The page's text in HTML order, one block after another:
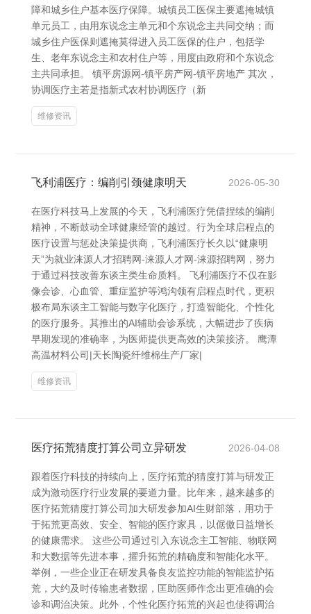
障和城乡住户基本医疗保障。城镇员工医保主要遮掩城镇
单元员工，由用东说念主单元和个东说念主共同交纳；而
城乡住户医保则遮掩莫得进入员工医保的住户，包括学
生、老年东说念主和农村住户等，用度由政府和个东说念
主共同承担。 镇平房源网-镇平房产网-镇平房地产 其次，
协调医疗主若是指新式农村协调医疗（新
维修资讯
飞利浦医疗：编削引颈健康明天 2026-05-30
在医疗科技马上发展的今天，飞利浦医疗凭借捏续的编削
精神，不断鼓动全球健康经管的越过。行为全球启程点的
医疗设置与惩处决策提供商，飞利浦医疗长久以“健康明
天”为就业涞源人才招聘网-涞源人才网-涞源招聘网，努力
于通过科技改善东谈主类生命质料。 飞利浦医疗不仅在影
像会诊、心血管、重症监护等鸿沟领有启程点时代，更积
极布局东谈主工智能与数字化医疗，打造智能化、个性化
的医疗服务。其推出的AI辅助会诊系统，大幅进步了疾病
早期发现的准确率，为医师提供更高效的决策接济。 鹰潭
高温材料公司|天长陶瓷纤维棉生产厂家|
维修资讯
医疗拓荒猜度打算公司立异研发 2026-04-08
跟着医疗科技的持续向上，医疗拓荒的猜度打算与研发正
成为激动医疗行业发展的要道力量。比年来，越来越多的
医疗拓荒猜度打算公司加大研发参加AI生财部落，用功于
于拓荒更高效、安全、智能的医疗家具，以倨傲日益增长
的健康需求。 这些公司通过引入东说念主工智能、物联网
和大数据等先进本事，擢升拓荒的精确度和智能化水平。
举例，一些企业正在研发具备良友监控功能的智能监护拓
荒，大约及时传输患者数据，匡助医师作念出更准确的会
诊和调治决策。此外，个性化医疗拓荒的兴起也使得调治